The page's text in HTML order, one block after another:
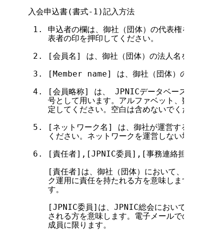
入会申込書(書式-1)記入方法
1. 申込者の欄は、御社（団体）の代表権を持つ方
    表者の印を押印してください。
2. [会員名] は、御社（団体）の法人名を記入して
3. [Member name] は、御社（団体）の法人名の
4. [会員略称] は、 JPNICデータベース上で会員
号として用います。アルファベット、数字、-（
    定してください。空白は含めないでください。
5. [ネットワーク名] は、御社が運営するネットワ
ください。ネットワークを運営しない場合は「
6. [責任者],[JPNIC委員],[事務連絡担当者]
[責任者]は、御社（団体）において、 JPNIC
ク運用に責任を持たれる方を意味します。御社
    す。
[JPNIC委員]は、JPNIC総会において御社（団
される方を意味します。電子メールでの連絡が
    成員に限ります。